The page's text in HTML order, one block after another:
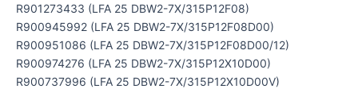
R901273433 (LFA 25 DBW2-7X/315P12F08)
R900945992 (LFA 25 DBW2-7X/315P12F08D00)
R900951086 (LFA 25 DBW2-7X/315P12F08D00/12)
R900974276 (LFA 25 DBW2-7X/315P12X10D00)
R900737996 (LFA 25 DBW2-7X/315P12X10D00V)